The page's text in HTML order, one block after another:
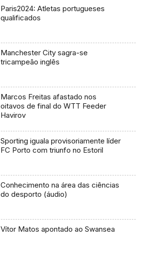
Paris2024: Atletas portugueses
qualificados
Manchester City sagra-se
tricampeão inglês
Marcos Freitas afastado nos
oitavos de final do WTT Feeder
Havirov
Sporting iguala provisoriamente líder
FC Porto com triunfo no Estoril
Conhecimento na área das ciências
do desporto (áudio)
Vítor Matos apontado ao Swansea